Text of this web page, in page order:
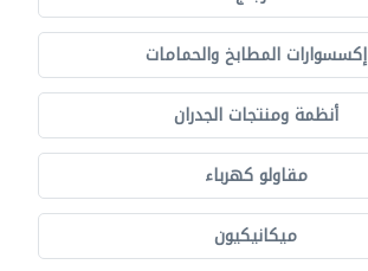
إكسسوارات المطابخ والحمامات
أنظمة ومنتجات الجدران
مقاولو كهرباء
ميكانيكيون